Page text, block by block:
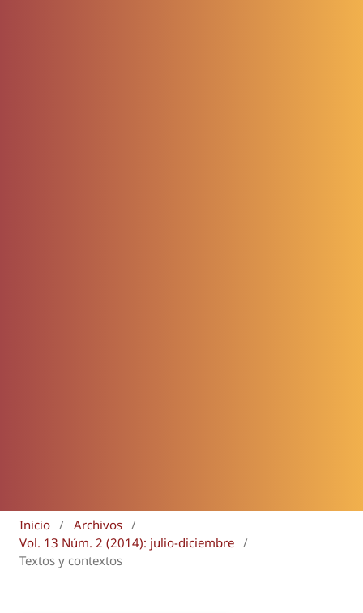
Inicio / Archivos /
Vol. 13 Núm. 2 (2014): julio-diciembre /
Textos y contextos